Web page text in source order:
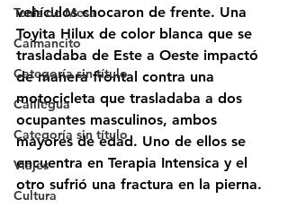
Tenis de Mesa
Caimancito
Categoría sin título
Calilegua
Categoría sin título
Viajes
Cultura
vehículos chocaron de frente. Una
Toyita Hilux de color blanca que se
trasladaba de Este a Oeste impactó
de manera frontal contra una
motocicleta que trasladaba a dos
ocupantes masculinos, ambos
mayores de edad. Uno de ellos se
encuentra en Terapia Intensica y el
otro sufrió una fractura en la pierna.